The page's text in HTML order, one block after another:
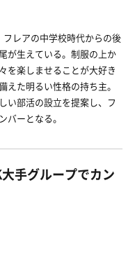
レアの中学校時代からの後
が生えている。制服の上か
を楽しませることが大好き
た明るい性格の持ち主。
い部活の設立を提案し、フ
バーとなる。
手グループでカン